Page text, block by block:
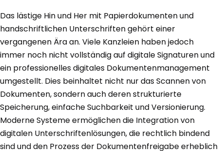
Das lästige Hin und Her mit Papierdokumenten und
handschriftlichen Unterschriften gehört einer
vergangenen Ära an. Viele Kanzleien haben jedoch
immer noch nicht vollständig auf digitale Signaturen und
ein professionelles digitales Dokumentenmanagement
umgestellt. Dies beinhaltet nicht nur das Scannen von
Dokumenten, sondern auch deren strukturierte
Speicherung, einfache Suchbarkeit und Versionierung.
Moderne Systeme ermöglichen die Integration von
digitalen Unterschriftenlösungen, die rechtlich bindend
sind und den Prozess der Dokumentenfreigabe erheblich